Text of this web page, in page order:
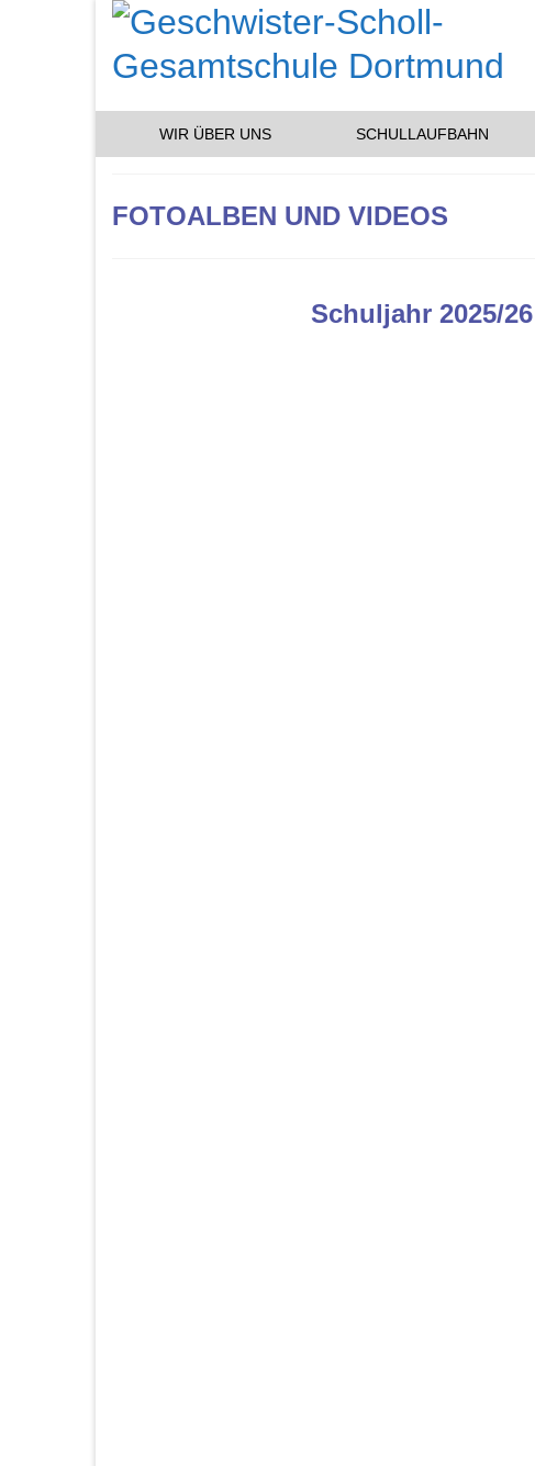
WIR ÜBER UNS SCHULLAUFBAHN
FOTOALBEN UND VIDEOS
Schuljahr 2025/26